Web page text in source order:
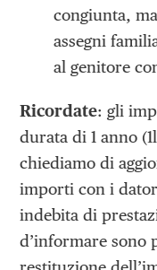
congiunta,
assegni
al genitore
Ricordate: gli
durata di 1 anno
chiediamo di
importi con i
indebita di
d’infor­mare sono